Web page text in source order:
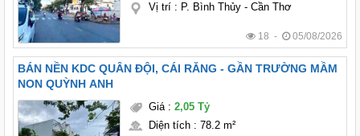
Vị trí: P. Bình Thủy - Cần Thơ
18 - 05/08/2026
BÁN NỀN KDC QUÂN ĐỘI, CÁI RĂNG - GẦN TRƯỜNG MẦM
NON QUỲNH ANH
Giá: 2,05 Tỷ
Diện tích: 78.2 m²